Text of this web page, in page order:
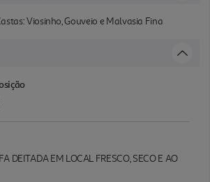
Viosinho, Gouveio e Malvasia Fina
DEITADA EM LOCAL FRESCO, SECO E AO